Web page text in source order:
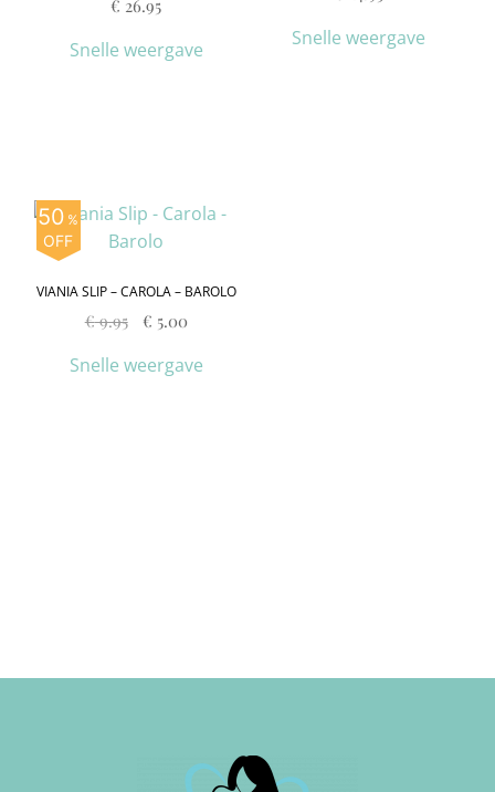
€ 26.95
Snelle weergave Snelle weergave
VIANIA SLIP – CAROLA – BAROLO
50%
OFF
€9.95 € 5.00
Snelle weergave